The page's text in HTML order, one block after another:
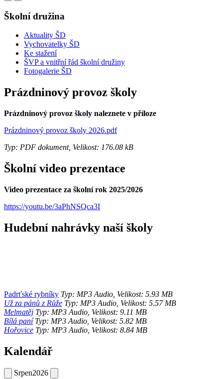
Školní družina
Aktuality ŠD
Vychovatelky ŠD
Ke stažení
ŠVP a vnitřní řád školní družiny
Fotogalerie ŠD
Prázdninový provoz školy
Prázdninový provoz školy naleznete v příloze
Prázdninový provoz školy 2026.pdf
Typ: PDF dokument, Velikost: 176.08 kB
Školní video prezentace
Video prezentace za školní rok 2025/2026
https://youtu.be/3aPhNSQca3I
Hudební nahrávky naší školy
Padrťské rybníky Typ: MP3 Audio, Velikost: 5.93 MB
Už za pánů z Růže Typ: MP3 Audio, Velikost: 5.57 MB
Melmatěj Typ: MP3 Audio, Velikost: 9.11 MB
Bílá paníTyp: MP3 Audio, Velikost: 5.82 MB
Hořovice Typ: MP3 Audio, Velikost: 8.84 MB
Kalendář
Srpen2026